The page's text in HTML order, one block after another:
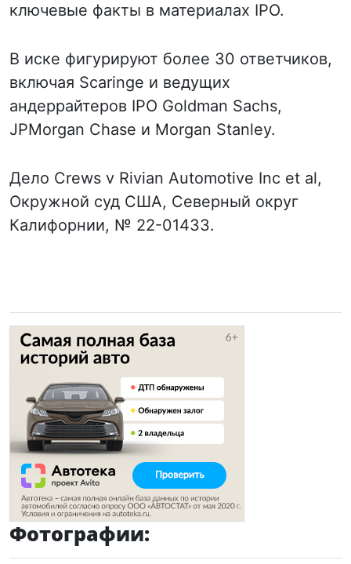
ключевые факты в материалах IPO.
В иске фигурируют более 30 ответчиков,
включая Scaringe и ведущих
андеррайтеров IPO Goldman Sachs,
JPMorgan Chase и Morgan Stanley.
Дело Crews v Rivian Automotive Inc et al,
Окружной суд США, Северный округ
Калифорнии, № 22-01433.
Фотографии: